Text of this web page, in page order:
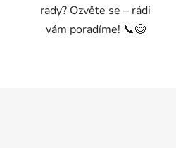
rady? Ozvěte se – rádi
vám poradíme! 📞😊